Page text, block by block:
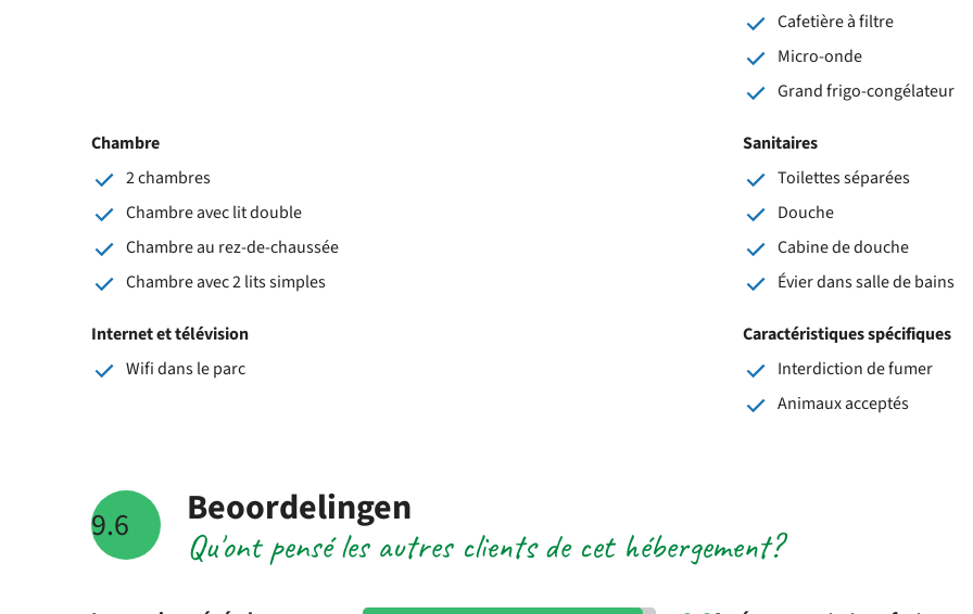
Cafetière à filtre
Micro-onde
Grand frigo-congélateur
Chambre
2 chambres
Chambre avec lit double
Chambre au rez-de-chaussée
Chambre avec 2 lits simples
Sanitaires
Toilettes séparées
Douche
Cabine de douche
Évier dans salle de bains
Internet et télévision
Wifi dans le parc
Caractéristiques spécifiques
Interdiction de fumer
Animaux acceptés
9.6 Qu'ont pensé les autres clients de cet hébergement?
Beoordelingen